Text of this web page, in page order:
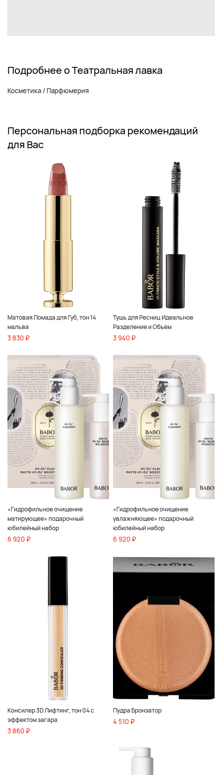
Подробнее о Театральная лавка
Косметика / Парфюмерия
Персональная подборка рекомендаций
для Вас
Матовая Помада для Губ, тон 14
мальва
3 830 ₽
Тушь для Ресниц Идеальное
Разделение и Объём
3 940 ₽
«Гидрофильное очищение
матирующее» подарочный
юбилейный набор
6 920 ₽
«Гидрофильное очищение
увлажняющее» подарочный
юбилейный набор
6 920 ₽
Консилер 3D Лифтинг, тон 04 с
эффектом загара
3 860 ₽
Пудра Бронзатор
4 510 ₽